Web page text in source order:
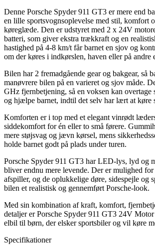
Denne Porsche Spyder 911 GT3 er mere end
en lille sportsvognsoplevelse med stil, komfort
køreglæde. Den er udstyret med 2 x 24V
batteri, som giver ekstra trækkraft og en
hastighed på 4-8 km/t får barnet en sjov og
om der køres i indkørslen, haven eller på andre
Bilen har 2 fremadgående gear og bakgear, så
manøvrere bilen på en varieret og sjov måde.
GHz fjernbetjening, så en voksen kan overtage
og hjælpe barnet, indtil det selv har lært at køre
Komforten er i top med et elegant vinrødt
siddekomfort for én eller to små førere.
mere støjsvag og jævn kørsel, mens
holde barnet godt på plads under turen.
Porsche Spyder 911 GT3 har LED-lys, lyd og
bliver endnu mere levende. Der er mulighed
afspiller, og de oplukkelige døre, sidespejle og
bilen et realistisk og gennemført Porsche-look.
Med sin kombination af kraft, komfort,
detaljer er Porsche Spyder 911 GT3 24V
elbil til børn, der elsker sportsbiler og vil køre
Specifikationer